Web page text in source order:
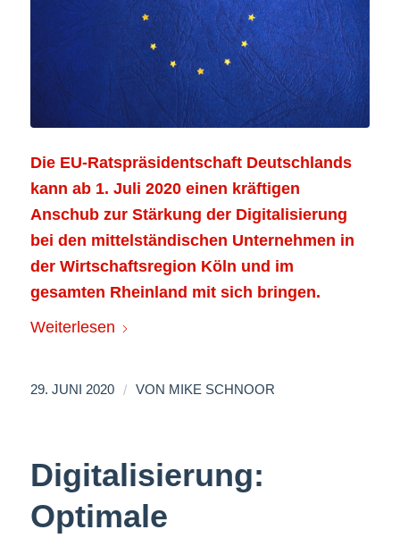
Die EU-Ratspräsidentschaft Deutschlands
kann ab 1. Juli 2020 einen kräftigen
Anschub zur Stärkung der Digitalisierung
bei den mittelständischen Unternehmen in
der Wirtschaftsregion Köln und im
gesamten Rheinland mit sich bringen.
Weiterlesen
29. JUNI 2020 / VON MIKE SCHNOOR
Digitalisierung:
Optimale